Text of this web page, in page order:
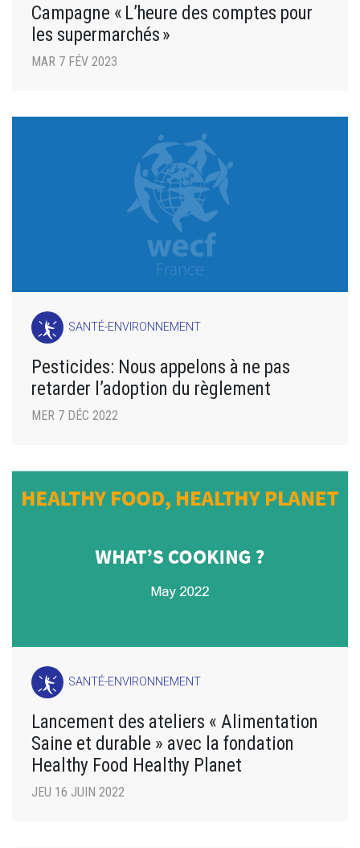
Campagne « L’heure des comptes pour
les supermarchés »
MAR 7 FÉV 2023
SANTÉ-ENVIRONNEMENT
Pesticides: Nous appelons à ne pas
retarder l’adoption du règlement
MER 7 DÉC 2022
SANTÉ-ENVIRONNEMENT
Lancement des ateliers « Alimentation
Saine et durable » avec la fondation
Healthy Food Healthy Planet
JEU 16 JUIN 2022